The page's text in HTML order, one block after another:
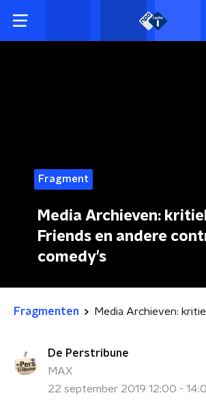
Fragment
Media Archieven:
Friends en andere
comedy's
Fragmenten
De Perstribune
MAX
22 september 2019 12:00 -